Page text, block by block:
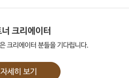
크리에이터
크리에이터 분들을 기다립니다.
자세히 보기